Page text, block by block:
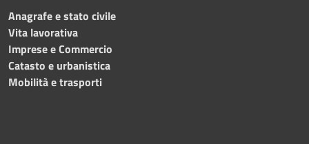
Anagrafe e stato civile
Vita lavorativa
Imprese e Commercio
Catasto e urbanistica
Mobilità e trasporti